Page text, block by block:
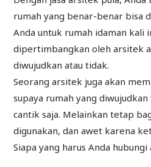
rumah yang benar-benar bisa
Anda untuk rumah idaman kali
dipertimbangkan oleh arsitek
diwujudkan atau tidak.
Seorang arsitek juga akan
supaya rumah yang
cantik saja. Melainkan tetap
digunakan, dan awet karena
Siapa yang harus Anda